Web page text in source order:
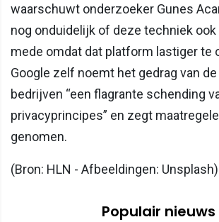
waarschuwt onderzoeker Gunes
nog onduidelijk of deze techniek
mede omdat dat platform lastiger te
Google zelf noemt het gedrag van
bedrijven “een flagrante schending
privacyprincipes” en zegt
genomen.
(Bron: HLN - Afbeeldingen: Unsplash)
Populair nieuws